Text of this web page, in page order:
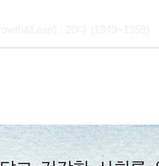
세기의 연인
: 30~40대 (1960~1980)